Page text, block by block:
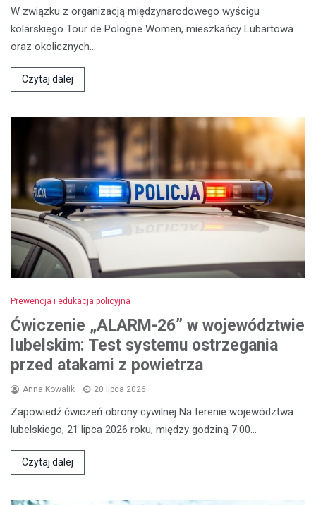
W związku z organizacją międzynarodowego wyścigu
kolarskiego Tour de Pologne Women, mieszkańcy Lubartowa
oraz okolicznych…
Czytaj dalej
Prewencja i edukacja policyjna
Ćwiczenie „ALARM-26” w województwie
lubelskim: Test systemu ostrzegania
przed atakami z powietrza
Anna Kowalik 20 lipca 2026
Zapowiedź ćwiczeń obrony cywilnej Na terenie województwa
lubelskiego, 21 lipca 2026 roku, między godziną 7:00…
Czytaj dalej